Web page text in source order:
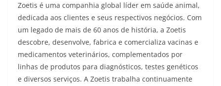
Zoetis é uma companhia global líder em saúde animal,
dedicada aos clientes e seus respectivos negócios. Com
um legado de mais de 60 anos de história, a Zoetis
descobre, desenvolve, fabrica e comercializa vacinas e
medicamentos veterinários, complementados por
linhas de produtos para diagnósticos, testes genéticos
e diversos serviços. A Zoetis trabalha continuamente